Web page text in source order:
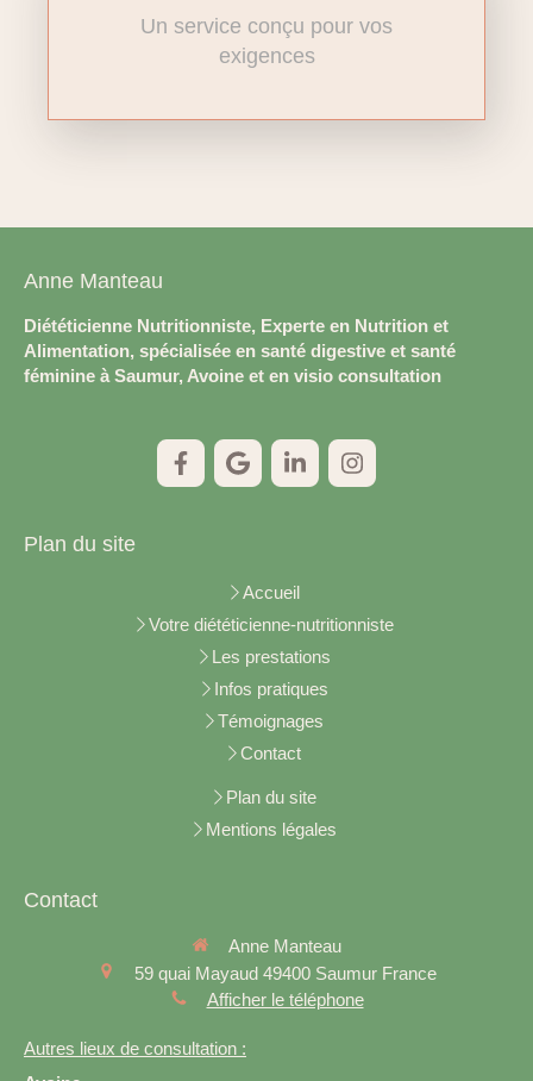
Un service conçu pour vos
exigences
Anne Manteau
Diététicienne Nutritionniste, Experte en Nutrition et
Alimentation, spécialisée en santé digestive et santé
féminine à Saumur, Avoine et en visio consultation
Plan du site
Accueil
Votre diététicienne-nutritionniste
Les prestations
Infos pratiques
Témoignages
Contact
Plan du site
Mentions légales
Contact
Anne Manteau
59 quai Mayaud 49400 Saumur France
Afficher le téléphone
Autres lieux de consultation :